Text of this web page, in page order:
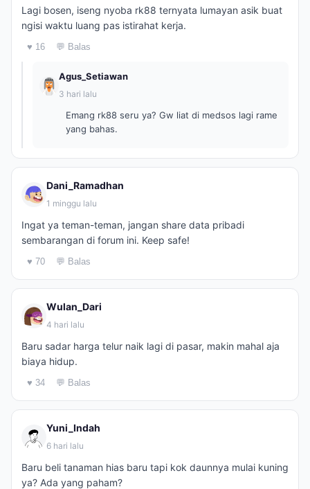
Lagi bosen, iseng nyoba rk88 ternyata lumayan asik buat
ngisi waktu luang pas istirahat kerja.
♥ 16 💬 Balas
Agus_Setiawan
3 hari lalu
Emang rk88 seru ya? Gw liat di medsos lagi rame
yang bahas.
Dani_Ramadhan
1 minggu lalu
Ingat ya teman-teman, jangan share data pribadi
sembarangan di forum ini. Keep safe!
♥ 70 💬 Balas
Wulan_Dari
4 hari lalu
Baru sadar harga telur naik lagi di pasar, makin mahal aja
biaya hidup.
♥ 34 💬 Balas
Yuni_Indah
6 hari lalu
Baru beli tanaman hias baru tapi kok daunnya mulai kuning
ya? Ada yang paham?